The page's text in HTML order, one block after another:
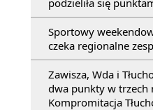
podzieliła się
Sportowy
czeka regionalne
Zawisza, Wda i
dwa punkty w trzech
Kompromitacja